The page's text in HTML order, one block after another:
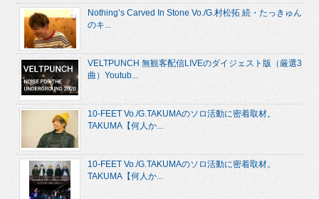
Nothing’s Carved In Stone Vo./G.村松拓 続・たっきゅん
のキ...
VELTPUNCH 無観客配信LIVEのダイジェスト版（厳選3
曲）Youtub...
10-FEET Vo./G.TAKUMAのソロ活動に密着取材。
TAKUMA【何人か...
10-FEET Vo./G.TAKUMAのソロ活動に密着取材。
TAKUMA【何人か...